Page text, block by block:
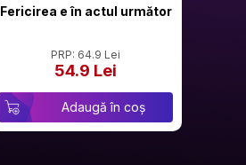
Fericirea e în actul următor
PRP: 64.9 Lei
54.9 Lei
Adaugă în coș